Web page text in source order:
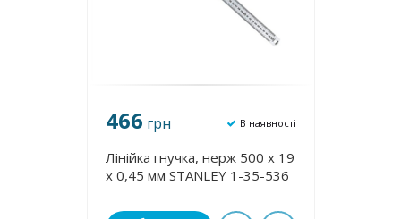
466 грн В наявності
Лінійка гнучка, нерж 500 x 19
х 0,45 мм STANLEY 1-35-536